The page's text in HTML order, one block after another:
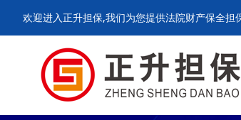
欢迎进入正升担保,我们为您提供法院财产保全